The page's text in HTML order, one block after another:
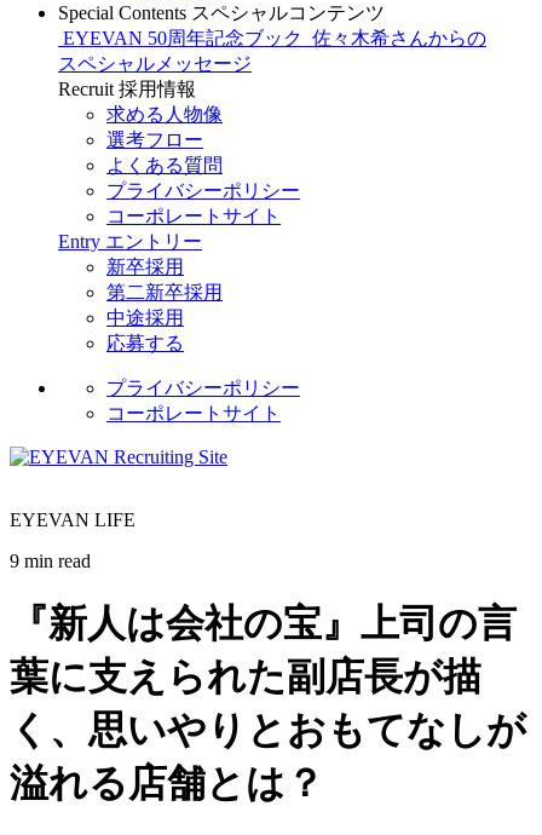
Special Contents スペシャルコンテンツ
EYEVAN 50周年記念ブック 佐々木希さんからの
スペシャルメッセージ
Recruit 採用情報
求める人物像
選考フロー
よくある質問
プライバシーポリシー
コーポレートサイト
Entry エントリー
新卒採用
第二新卒採用
中途採用
応募する
プライバシーポリシー
コーポレートサイト
EYEVAN LIFE
9 min read
『新人は会社の宝』上司の言
葉に支えられた副店長が描
く、思いやりとおもてなしが
溢れる店舗とは？